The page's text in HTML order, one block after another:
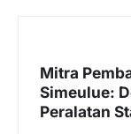
Mitra
Simeulue:
Peralatan